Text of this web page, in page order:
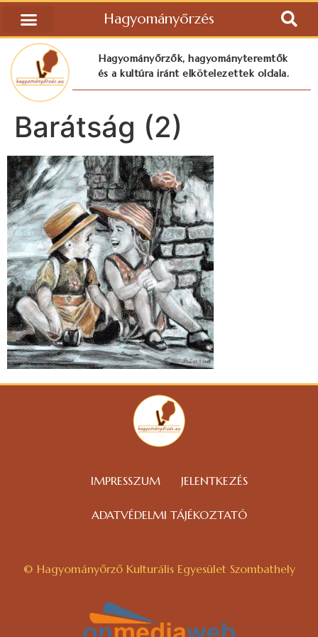
Hagyományőrzés
Hagyományőrzők, hagyományteremtők
és a kultúra iránt elkötelezettek oldala.
Barátság (2)
IMPRESSZUM JELENTKEZÉS
ADATVÉDELMI TÁJÉKOZTATÓ
© Hagyományőrző Kulturális Egyesület Szombathely